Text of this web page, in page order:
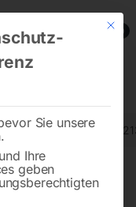
0
Ersatzfilter zu Art.
Mit
Sie unsere
Ihre
geben